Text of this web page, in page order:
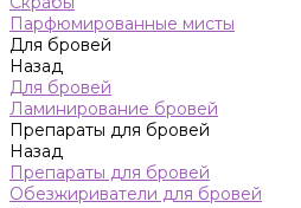
Парфюмированные мисты
Для бровей
Назад
Для бровей
Ламинирование бровей
Препараты для бровей
Назад
Препараты для бровей
Обезжириватели для бровей